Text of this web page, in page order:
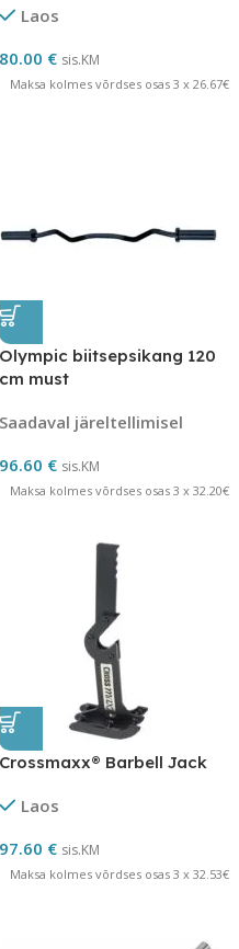
Laos
80.00 € sis.KM
Maksa kolmes võrdses osas 3 x 26.67€
Olympic biitsepsikang 120
cm must
Saadaval järeltellimisel
96.60 € sis.KM
Maksa kolmes võrdses osas 3 x 32.20€
Crossmaxx® Barbell Jack
Laos
97.60 € sis.KM
Maksa kolmes võrdses osas 3 x 32.53€